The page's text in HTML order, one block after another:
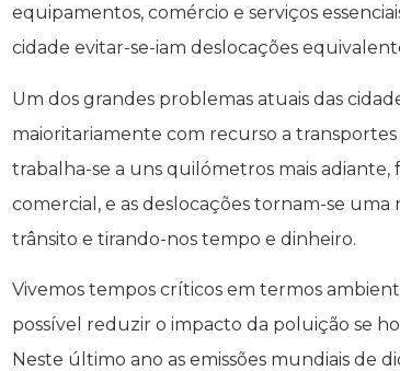
equipamentos, comércio e serviços
cidade evitar-se-iam deslocações
Um dos grandes problemas atuais das
maioritariamente com recurso a
trabalha-se a uns quilómetros mais
comercial, e as deslocações tornam-se
trânsito e tirando-nos tempo e dinheiro.
Vivemos tempos críticos em termos
possível reduzir o impacto da poluição se
Neste último ano as emissões mundiais de